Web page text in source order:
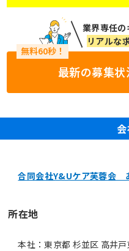
業界専任
リアルな
最新の募集
合同会社Y&Uケア芙蓉会
所在地
本社：東京都 杉並区 高井